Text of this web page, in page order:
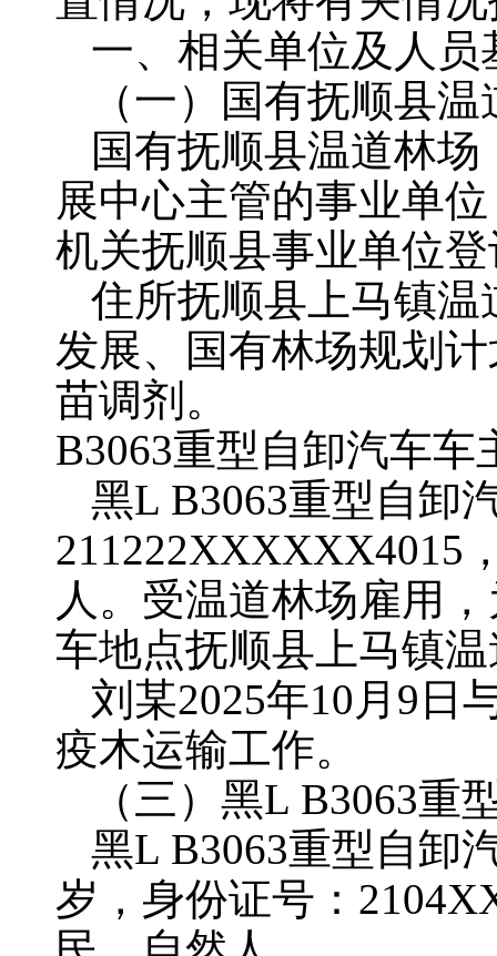
一、相关单位及人员
（一）国有抚顺县
国有抚顺县温道林
展中心主管的事业单
机关抚顺县事业单位
住所抚顺县上马镇
发展、国有林场规划
苗
B3063重型自卸汽车车
黑L B3063重型自卸
211222XXXXXX4015
人。受温道林场雇用
车地点抚顺县上马镇
刘某2025年10月9日
疫木运输工作。
（三）黑L B3063重
黑L B3063重型自卸
岁，身份证号：